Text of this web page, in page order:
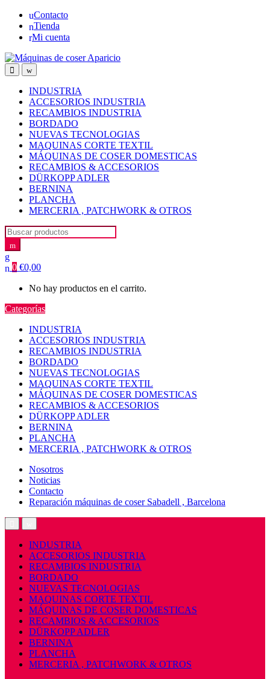
Skip
navigation
Skip
content
Contacto
Tienda
Mi cuenta
OpenClose
INDUSTRIA
ACCESORIOS INDUSTRIA
RECAMBIOS INDUSTRIA
BORDADO
NUEVAS TECNOLOGIAS
MAQUINAS CORTE TEXTIL
MÁQUINAS DE COSER DOMESTICAS
RECAMBIOS & ACCESORIOS
DÜRKOPP ADLER
BERNINA
PLANCHA
MERCERIA , PATCHWORK & OTROS
Search
for:
0 €0,00
No hay productos en el carrito.
Categorías
INDUSTRIA
ACCESORIOS INDUSTRIA
RECAMBIOS INDUSTRIA
BORDADO
NUEVAS TECNOLOGIAS
MAQUINAS CORTE TEXTIL
MÁQUINAS DE COSER DOMESTICAS
RECAMBIOS & ACCESORIOS
DÜRKOPP ADLER
BERNINA
PLANCHA
MERCERIA , PATCHWORK & OTROS
Nosotros
Noticias
Contacto
Reparación máquinas de coser Sabadell , Barcelona
INDUSTRIA
ACCESORIOS INDUSTRIA
RECAMBIOS INDUSTRIA
BORDADO
NUEVAS TECNOLOGIAS
MAQUINAS CORTE TEXTIL
MÁQUINAS DE COSER DOMESTICAS
RECAMBIOS & ACCESORIOS
DÜRKOPP ADLER
BERNINA
PLANCHA
MERCERIA , PATCHWORK & OTROS